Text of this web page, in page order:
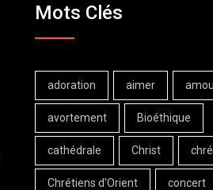
Mots Clés
adoration aimer
avortement Bioéthique
cathédrale Christ
Chrétiens d'Orient concert